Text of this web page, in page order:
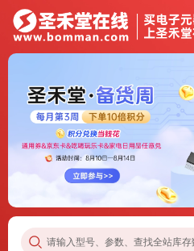
请输入型号、参数、查找全站库存